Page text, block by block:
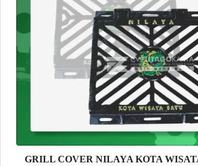
GRILL COVER NILAYA KOTA